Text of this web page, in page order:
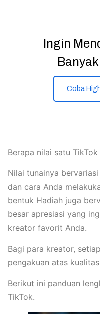
Ingin
Coba
Berapa nilai satu TikTok
Nilai tunainya
dan cara Anda
bentuk Hadiah juga
besar apresiasi yang
kreator favorit Anda.
Bagi para kreator,
pengakuan atas
Berikut ini panduan
TikTok.